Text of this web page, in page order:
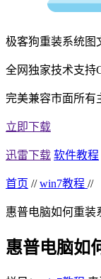
极客狗重装系统图
全网独家技术支持
完美兼容市面所有
立即下载
迅雷下载 软件教程
首页 // win7教程 //
惠普电脑如何重装
惠普电脑如